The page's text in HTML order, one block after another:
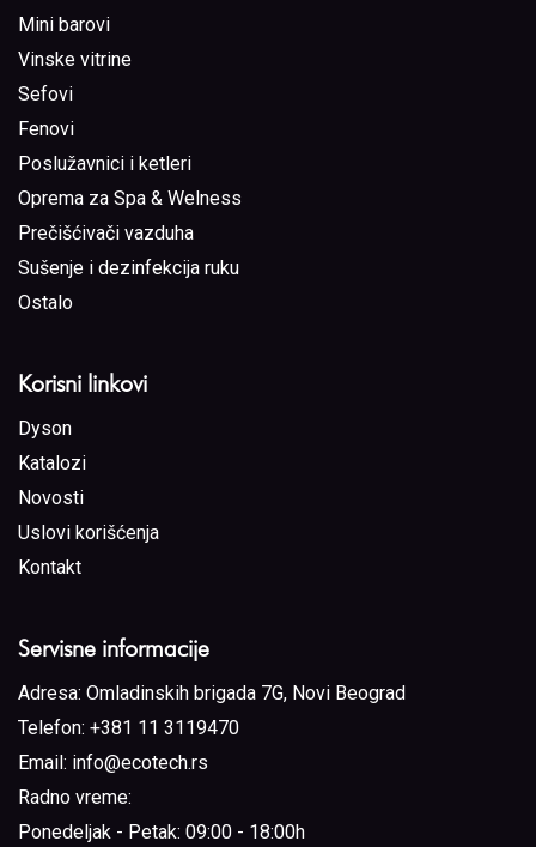
Mini barovi
Vinske vitrine
Sefovi
Fenovi
Poslužavnici i ketleri
Oprema za Spa & Welness
Prečišćivači vazduha
Sušenje i dezinfekcija ruku
Ostalo
Korisni linkovi
Dyson
Katalozi
Novosti
Uslovi korišćenja
Kontakt
Servisne informacije
Adresa: Omladinskih brigada 7G, Novi Beograd
Telefon: +381 11 3119470
Email: info@ecotech.rs
Radno vreme:
Ponedeljak - Petak: 09:00 - 18:00h